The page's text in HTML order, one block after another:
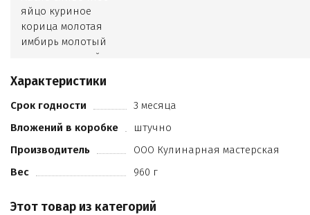
яйцо куриное
корица молотая
имбирь молотый
орех мускатный
гвоздика
регулятор кислотности
пудра сахарная
вода
красители пищевые
Характеристики
Срок годности
3 месяца
Вложений в коробке
штучно
Производитель
ООО Кулинарная мастерская
Вес
960 г
Этот товар из категорий